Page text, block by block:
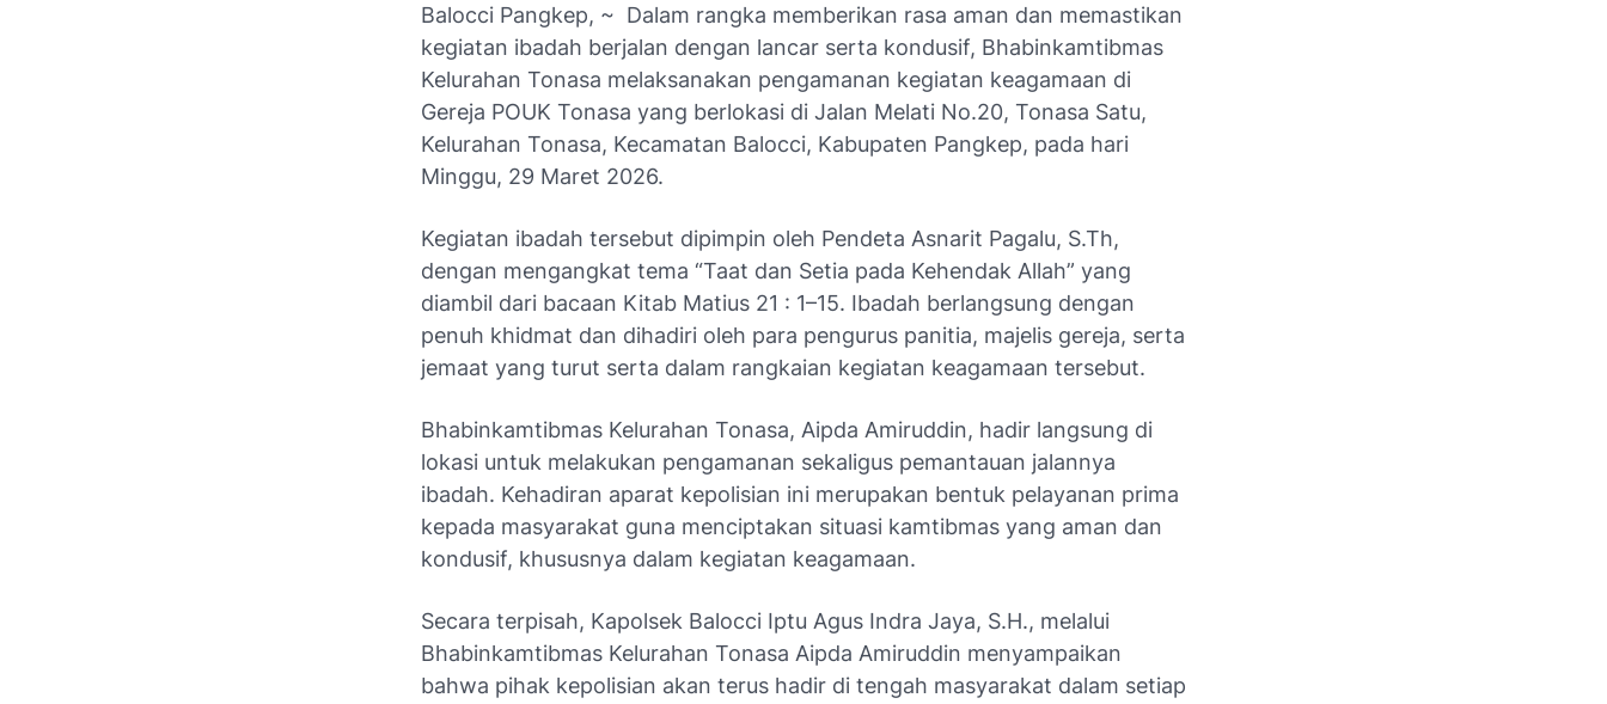
Balocci Pangkep, ~ Dalam rangka memberikan rasa aman dan memastikan
kegiatan ibadah berjalan dengan lancar serta kondusif, Bhabinkamtibmas
Kelurahan Tonasa melaksanakan pengamanan kegiatan keagamaan di
Gereja POUK Tonasa yang berlokasi di Jalan Melati No.20, Tonasa Satu,
Kelurahan Tonasa, Kecamatan Balocci, Kabupaten Pangkep, pada hari
Minggu, 29 Maret 2026.
Kegiatan ibadah tersebut dipimpin oleh Pendeta Asnarit Pagalu, S.Th,
dengan mengangkat tema “Taat dan Setia pada Kehendak Allah” yang
diambil dari bacaan Kitab Matius 21 : 1–15. Ibadah berlangsung dengan
penuh khidmat dan dihadiri oleh para pengurus panitia, majelis gereja, serta
jemaat yang turut serta dalam rangkaian kegiatan keagamaan tersebut.
Bhabinkamtibmas Kelurahan Tonasa, Aipda Amiruddin, hadir langsung di
lokasi untuk melakukan pengamanan sekaligus pemantauan jalannya
ibadah. Kehadiran aparat kepolisian ini merupakan bentuk pelayanan prima
kepada masyarakat guna menciptakan situasi kamtibmas yang aman dan
kondusif, khususnya dalam kegiatan keagamaan.
Secara terpisah, Kapolsek Balocci Iptu Agus Indra Jaya, S.H., melalui
Bhabinkamtibmas Kelurahan Tonasa Aipda Amiruddin menyampaikan
bahwa pihak kepolisian akan terus hadir di tengah masyarakat dalam setiap